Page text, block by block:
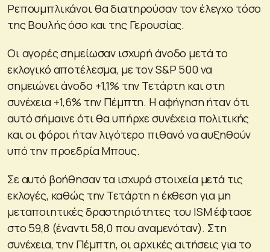
Ρεπουμπλικάνοι θα διατηρούσαν τον έλεγχο τόσο
της Βουλής όσο και της Γερουσίας.
Οι αγορές σημείωσαν ισχυρή άνοδο μετά το
εκλογικό αποτέλεσμα, με τον S&P 500 να
σημειώνει άνοδο +1,1% την Τετάρτη και στη
συνέχεια +1,6% την Πέμπτη. Η αφήγηση ήταν ότι
αυτό σήμαινε ότι θα υπήρχε συνέχεια πολιτικής
και οι φόροι ήταν λιγότερο πιθανό να αυξηθούν
υπό την προεδρία Μπους.
Σε αυτό βοήθησαν τα ισχυρά στοιχεία μετά τις
εκλογές, καθώς την Τετάρτη η έκθεση για μη
μεταποιητικές δραστηριότητες του ISM έφτασε
στο 59,8 (έναντι 58,0 που αναμενόταν). Στη
συνέχεια, την Πέμπτη, οι αρχικές αιτήσεις για το